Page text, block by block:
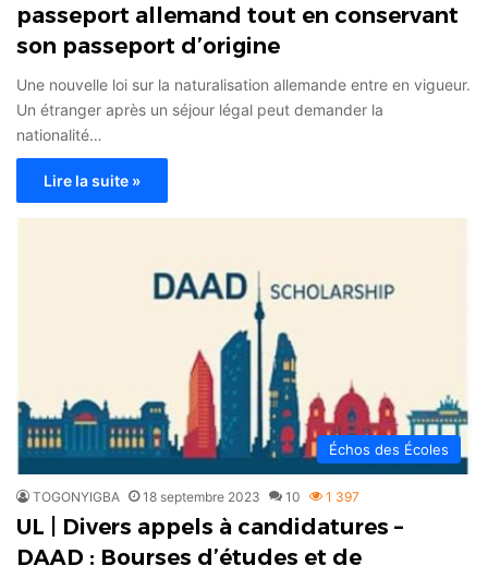
passeport allemand tout en conservant
son passeport d’origine
Une nouvelle loi sur la naturalisation allemande entre en vigueur.
Un étranger après un séjour légal peut demander la
nationalité…
Lire la suite »
Échos des Écoles
TOGONYIGBA 18 septembre 2023 10 1 397
UL | Divers appels à candidatures –
DAAD : Bourses d’études et de